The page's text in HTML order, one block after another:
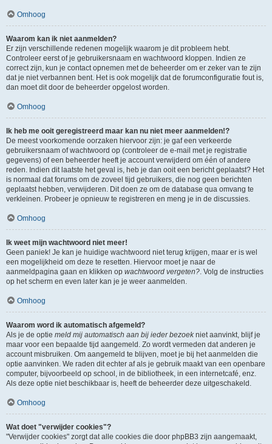
Omhoog
Waarom kan ik niet aanmelden?
Er zijn verschillende redenen mogelijk waarom je dit probleem hebt.
Controleer eerst of je gebruikersnaam en wachtwoord kloppen. Indien ze
correct zijn, kun je contact opnemen met de beheerder om er zeker van te zijn
dat je niet verbannen bent. Het is ook mogelijk dat de forumconfiguratie fout is,
dan moet dit door de beheerder opgelost worden.
Omhoog
Ik heb me ooit geregistreerd maar kan nu niet meer aanmelden!?
De meest voorkomende oorzaken hiervoor zijn: je gaf een verkeerde
gebruikersnaam of wachtwoord op (controleer de e-mail met je registratie
gegevens) of een beheerder heeft je account verwijderd om één of andere
reden. Indien dit laatste het geval is, heb je dan ooit een bericht geplaatst? Het
is normaal dat forums om de zoveel tijd gebruikers, die nog geen berichten
geplaatst hebben, verwijderen. Dit doen ze om de database qua omvang te
verkleinen. Probeer je opnieuw te registreren en meng je in de discussies.
Omhoog
Ik weet mijn wachtwoord niet meer!
Geen paniek! Je kan je huidige wachtwoord niet terug krijgen, maar er is wel
een mogelijkheid om deze te resetten. Hiervoor moet je naar de
aanmeldpagina gaan en klikken op wachtwoord vergeten?. Volg de instructies
op het scherm en even later kan je je weer aanmelden.
Omhoog
Waarom word ik automatisch afgemeld?
Als je de optie meld mij automatisch aan bij ieder bezoekniet aanvinkt, blijf je
maar voor een bepaalde tijd aangemeld. Zo wordt vermeden dat anderen je
account misbruiken. Om aangemeld te blijven, moet je bij het aanmelden die
optie aanvinken. We raden dit echter af als je gebruik maakt van een openbare
computer, bijvoorbeeld op school, in de bibliotheek, in een internetcafé, enz.
Als deze optie niet beschikbaar is, heeft de beheerder deze uitgeschakeld.
Omhoog
Wat doet "verwijder cookies"?
"Verwijder cookies" zorgt dat alle cookies die door phpBB3 zijn aangemaakt,